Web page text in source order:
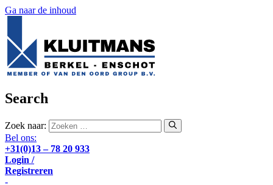
Ga naar de inhoud
Search
Zoek naar:
Bel ons:
+31(0)13 – 78 20 933
Login /
Registreren
-